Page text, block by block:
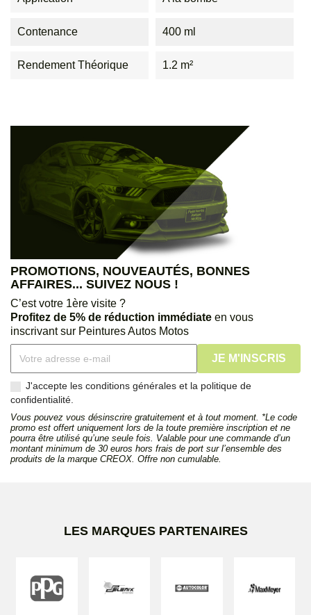
Contenance 400 ml
Rendement Théorique 1.2 m²
PROMOTIONS, NOUVEAUTÉS, BONNES
AFFAIRES... SUIVEZ NOUS !
C’est votre 1ère visite ?
Profitez de 5% de réduction immédiate en vous
inscrivant sur Peintures Autos Motos
J'accepte les conditions générales et la politique de
confidentialité.
Vous pouvez vous désinscrire gratuitement et à tout moment. *Le code
promo est offert uniquement lors de la toute première inscription et ne
pourra être utilisé qu’une seule fois. Valable pour une commande d’un
montant minimum de 30 euros hors frais de port sur l’ensemble des
produits de la marque CREOX. Offre non cumulable.
LES MARQUES PARTENAIRES